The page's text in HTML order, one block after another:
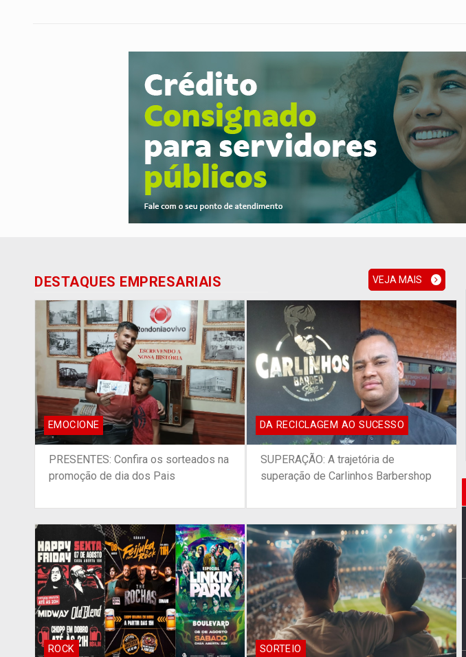
DESTAQUES EMPRESARIAIS VEJA MAIS
EMOCIONE
PRESENTES: Confira os sorteados na
promoção de dia dos Pais
DA RECICLAGEM AO SUCESSO
SUPERAÇÃO: A trajetória de
superação de Carlinhos Barbershop
ROCK SORTEIO